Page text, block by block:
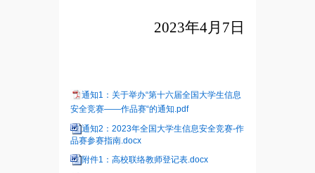
2023年4月7日
通知1：关于举办“第十六届全国大学生信息
安全竞赛——作品赛“的通知.pdf
通知2：2023年全国大学生信息安全竞赛-作
品赛参赛指南.docx
附件1：高校联络教师登记表.docx